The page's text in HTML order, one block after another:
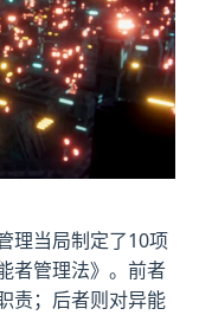
理当局制定了10项
者管理法》。前者
责；后者则对异能